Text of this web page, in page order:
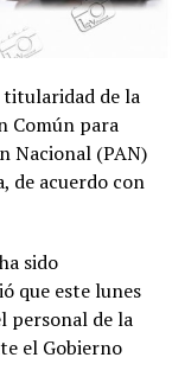
titularidad de la
Común para
Nacional (PAN)
de acuerdo con
sido
que este lunes
personal de la
el Gobierno